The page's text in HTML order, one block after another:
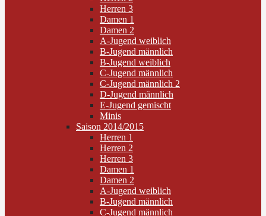
Herren 3
Damen 1
Damen 2
A-Jugend weiblich
B-Jugend männlich
B-Jugend weiblich
C-Jugend männlich
C-Jugend männlich 2
D-Jugend männlich
E-Jugend gemischt
Minis
Saison 2014/2015
Herren 1
Herren 2
Herren 3
Damen 1
Damen 2
A-Jugend weiblich
B-Jugend männlich
C-Jugend männlich